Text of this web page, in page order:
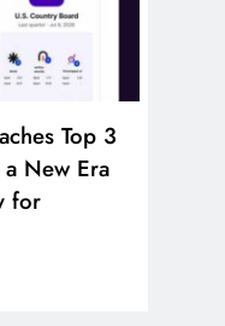
Top 3
New Era
for